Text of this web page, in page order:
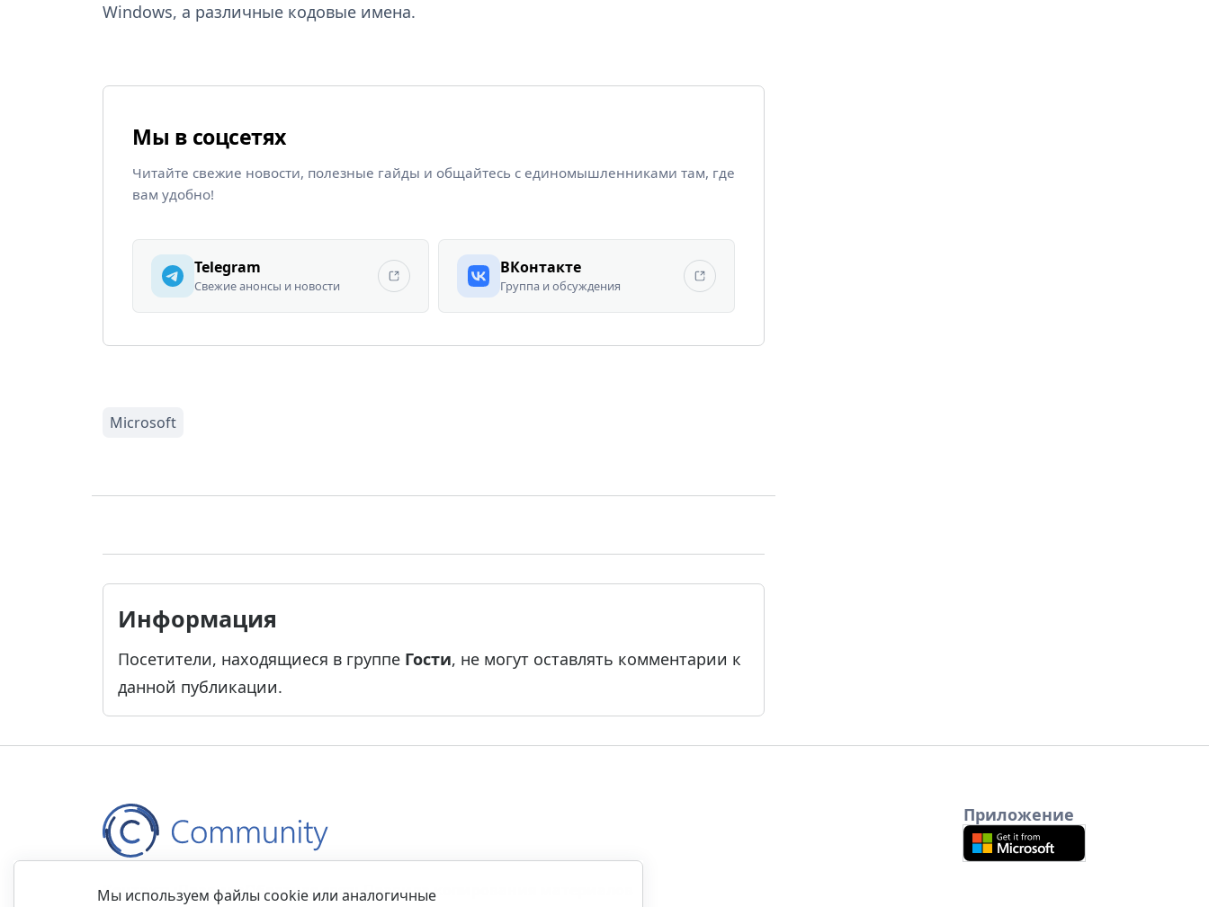
Windows, а различные кодовые имена.
Мы в соцсетях
Читайте свежие новости, полезные гайды и общайтесь с единомышленниками там, где
вам удобно!
Telegram
Свежие анонсы и новости
ВКонтакте
Группа и обсуждения
Информация
Посетители, находящиеся в группе Гости, не могут оставлять комментарии к
данной публикации.
КонтактыПравилаОбратная связьПравила копирования материалов
Приложение
Мы используем файлы cookie или аналогичные